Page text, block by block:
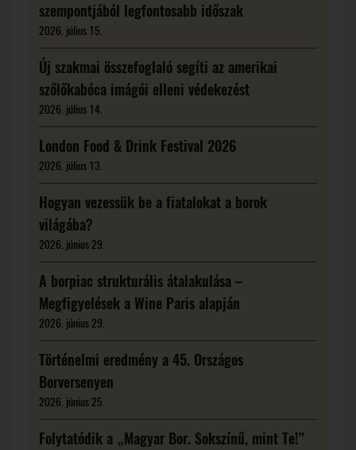
szempontjából legfontosabb időszak
2026. július 15.
Új szakmai összefoglaló segíti az amerikai
szőlőkabóca imágói elleni védekezést
2026. július 14.
London Food & Drink Festival 2026
2026. július 13.
Hogyan vezessük be a fiatalokat a borok
világába?
2026. június 29.
A borpiac strukturális átalakulása –
Megfigyelések a Wine Paris alapján
2026. június 29.
Történelmi eredmény a 45. Országos
Borversenyen
2026. június 25.
Folytatódik a „Magyar Bor. Sokszínű, mint Te!”